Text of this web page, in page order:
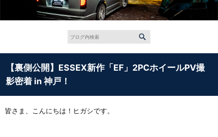
【裏側公開】ESSEX新作「EF」2PCホイールPV撮
影密着 in 神戸！
皆さま、こんにちは！ヒガシです。